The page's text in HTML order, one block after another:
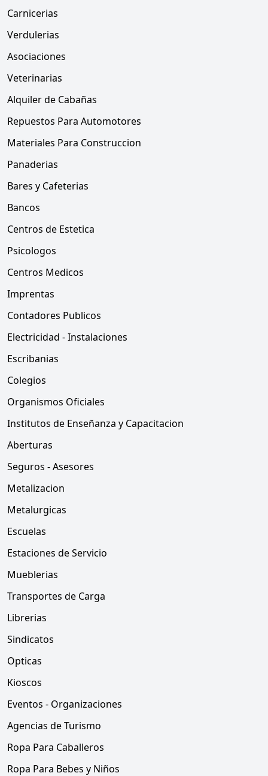
Carnicerias
Verdulerias
Asociaciones
Veterinarias
Alquiler de Cabañas
Repuestos Para Automotores
Materiales Para Construccion
Panaderias
Bares y Cafeterias
Bancos
Centros de Estetica
Psicologos
Centros Medicos
Imprentas
Contadores Publicos
Electricidad - Instalaciones
Escribanias
Colegios
Organismos Oficiales
Institutos de Enseñanza y Capacitacion
Aberturas
Seguros - Asesores
Metalizacion
Metalurgicas
Escuelas
Estaciones de Servicio
Mueblerias
Transportes de Carga
Librerias
Sindicatos
Opticas
Kioscos
Eventos - Organizaciones
Agencias de Turismo
Ropa Para Caballeros
Ropa Para Bebes y Niños